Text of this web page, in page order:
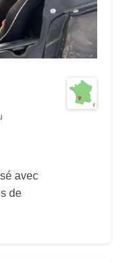
avec
de